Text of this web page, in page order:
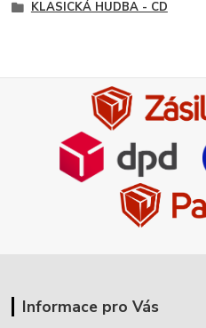
KLASICKÁ HUDBA - CD
Informace pro Vás